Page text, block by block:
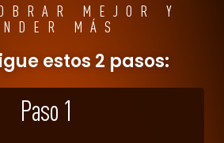
MEJOR Y
MÁS
estos 2 pasos:
Paso 1